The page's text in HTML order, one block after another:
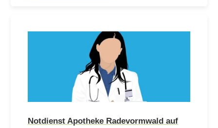
Notdienst Apotheke Radevormwald auf